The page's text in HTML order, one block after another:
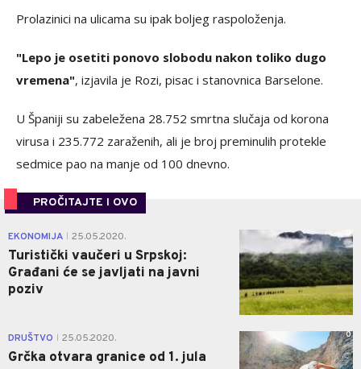
Prolazinici na ulicama su ipak boljeg raspoloženja.
"Lepo je osetiti ponovo slobodu nakon toliko dugo
vremena", izjavila je Rozi, pisac i stanovnica Barselone.
U Španiji su zabeležena 28.752 smrtna slučaja od korona
virusa i 235.772 zaraženih, ali je broj preminulih protekle
sedmice pao na manje od 100 dnevno.
PROČITAJTE I OVO
EKONOMIJA 25.05.2020.
Turistički vaučeri u Srpskoj:
Građani će se javljati na javni
poziv
0
DRUŠTVO 25.05.2020.
Grčka otvara granice od 1. jula
0